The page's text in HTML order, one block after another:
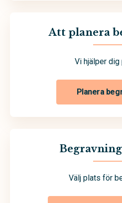
Att planera
Vi hjälper dig
Planera
Välj plats för